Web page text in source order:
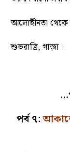
আলোহীনতা থেকে
শুভরাত্রি, গাজ়া।
পর্ব ৭: